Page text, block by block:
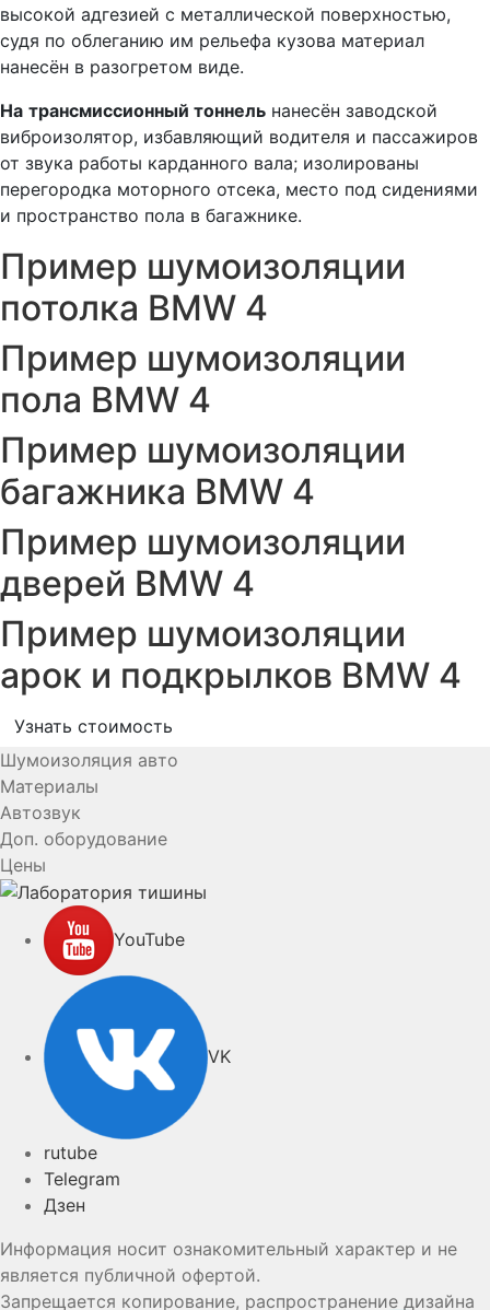
высокой адгезией с металлической поверхностью,
судя по облеганию им рельефа кузова материал
нанесён в разогретом виде.
На трансмиссионный тоннель нанесён заводской
виброизолятор, избавляющий водителя и пассажиров
от звука работы карданного вала; изолированы
перегородка моторного отсека, место под сидениями
и пространство пола в багажнике.
Пример шумоизоляции
потолка BMW 4
Пример шумоизоляции
пола BMW 4
Пример шумоизоляции
багажника BMW 4
Пример шумоизоляции
дверей BMW 4
Пример шумоизоляции
арок и подкрылков BMW 4
Узнать стоимость
Шумоизоляция авто
Материалы
Автозвук
Доп. оборудование
Цены
YouTube
VK
rutube
Telegram
Дзен
Информация носит ознакомительный характер и не
является публичной офертой.
Запрещается копирование, распространение дизайна